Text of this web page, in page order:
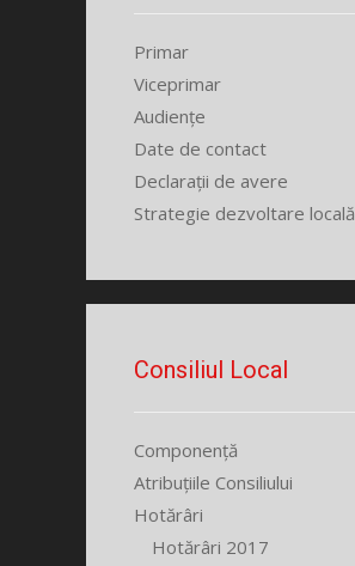
Primar
Viceprimar
Audiențe
Date de contact
Declarații de avere
Strategie dezvoltare locală
Consiliul Local
Componență
Atribuțiile Consiliului
Hotărâri
Hotărâri 2017